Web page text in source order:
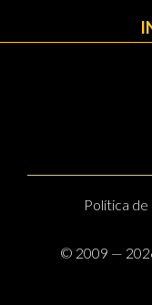
Política
© 2009 —